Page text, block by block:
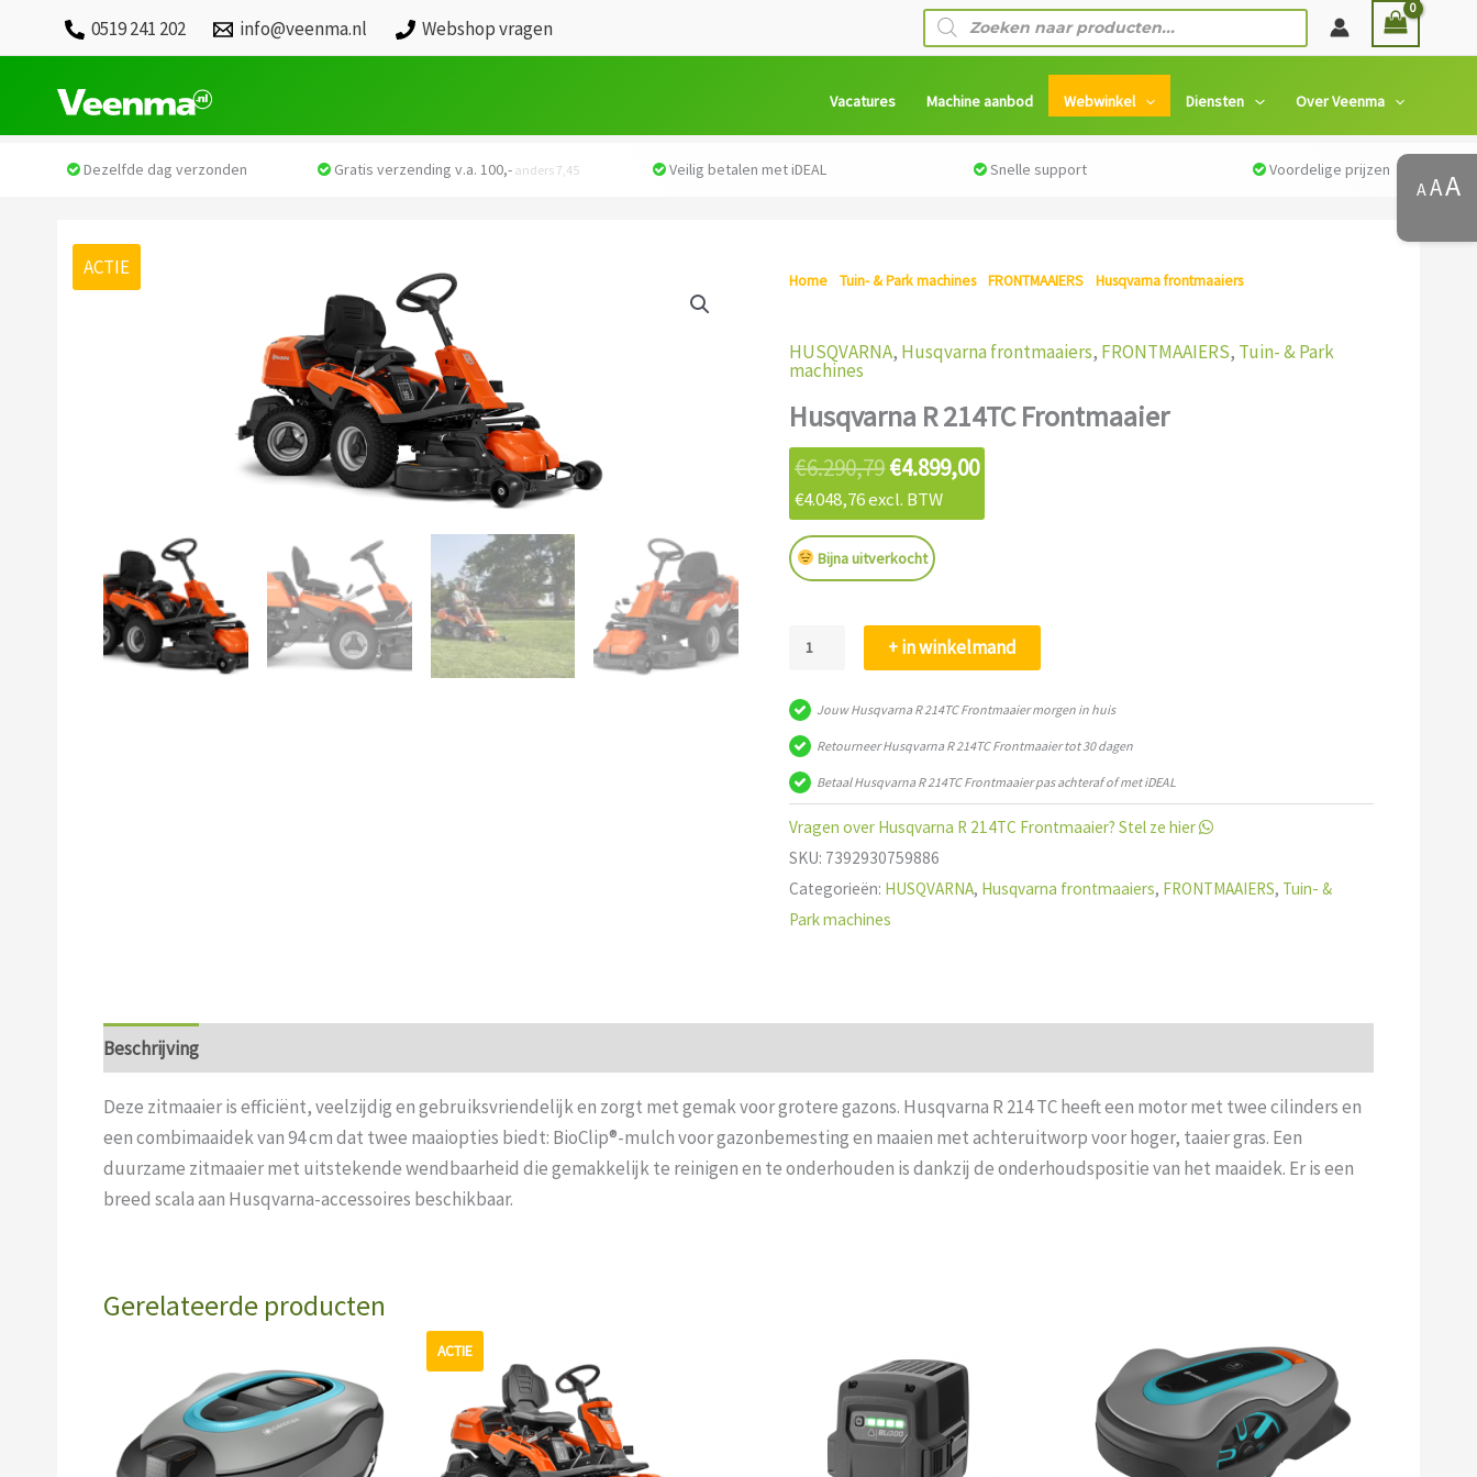
0519 241 202 info@veenma.nl Webshop vragen
Producten
zoeken
Vacatures Machine aanbod Webwinkel Diensten Over Veenma
Home /Tuin- & Park machines/FRONTMAAIERS /Husqvarna frontmaaiers/ Husqvarna R
HUSQVARNA, Husqvarna frontmaaiers, FRONTMAAIERS, Tuin- & Park
machines
Husqvarna R 214TC Frontmaaier
€6.290,79
prijs
€6.290,79.
€4.899,00
prijs
€4.899,00.
€4.048,76excl. BTW
Bijna uitverkocht
Husqvarna
214TC
Frontmaaier
aantal
+ in winkelmand
Jouw Husqvarna R 214TC Frontmaaier morgen in huis
Retourneer Husqvarna R 214TC Frontmaaier tot 30 dagen
Betaal Husqvarna R 214TC Frontmaaier pas achteraf of met iDEAL
Vragen over Husqvarna R 214TC Frontmaaier? Stel ze hier
SKU: 7392930759886
Categorieën: HUSQVARNA, Husqvarna frontmaaiers, FRONTMAAIERS, Tuin- &
Park machines
Beschrijving
Deze zitmaaier is efficiënt, veelzijdig en gebruiksvriendelijk en zorgt met gemak voor grotere gazons. Husqvarna R 214 TC heeft een motor met twee cilinders en
een combimaaidek van 94 cm dat twee maaiopties biedt: BioClip®-mulch voor gazonbemesting en maaien met achteruitworp voor hoger, taaier gras. Een
duurzame zitmaaier met uitstekende wendbaarheid die gemakkelijk te reinigen en te onderhouden is dankzij de onderhoudspositie van het maaidek. Er is een
breed scala aan Husqvarna-accessoires beschikbaar.
Gerelateerde producten
prijs
was:
€9.349,00.€8.799,00.
AAA
Dezelfde dag verzonden Gratis verzending v.a. 100,-anders 7,45 Veilig betalen met iDEAL Snelle support Voordelige prijzen